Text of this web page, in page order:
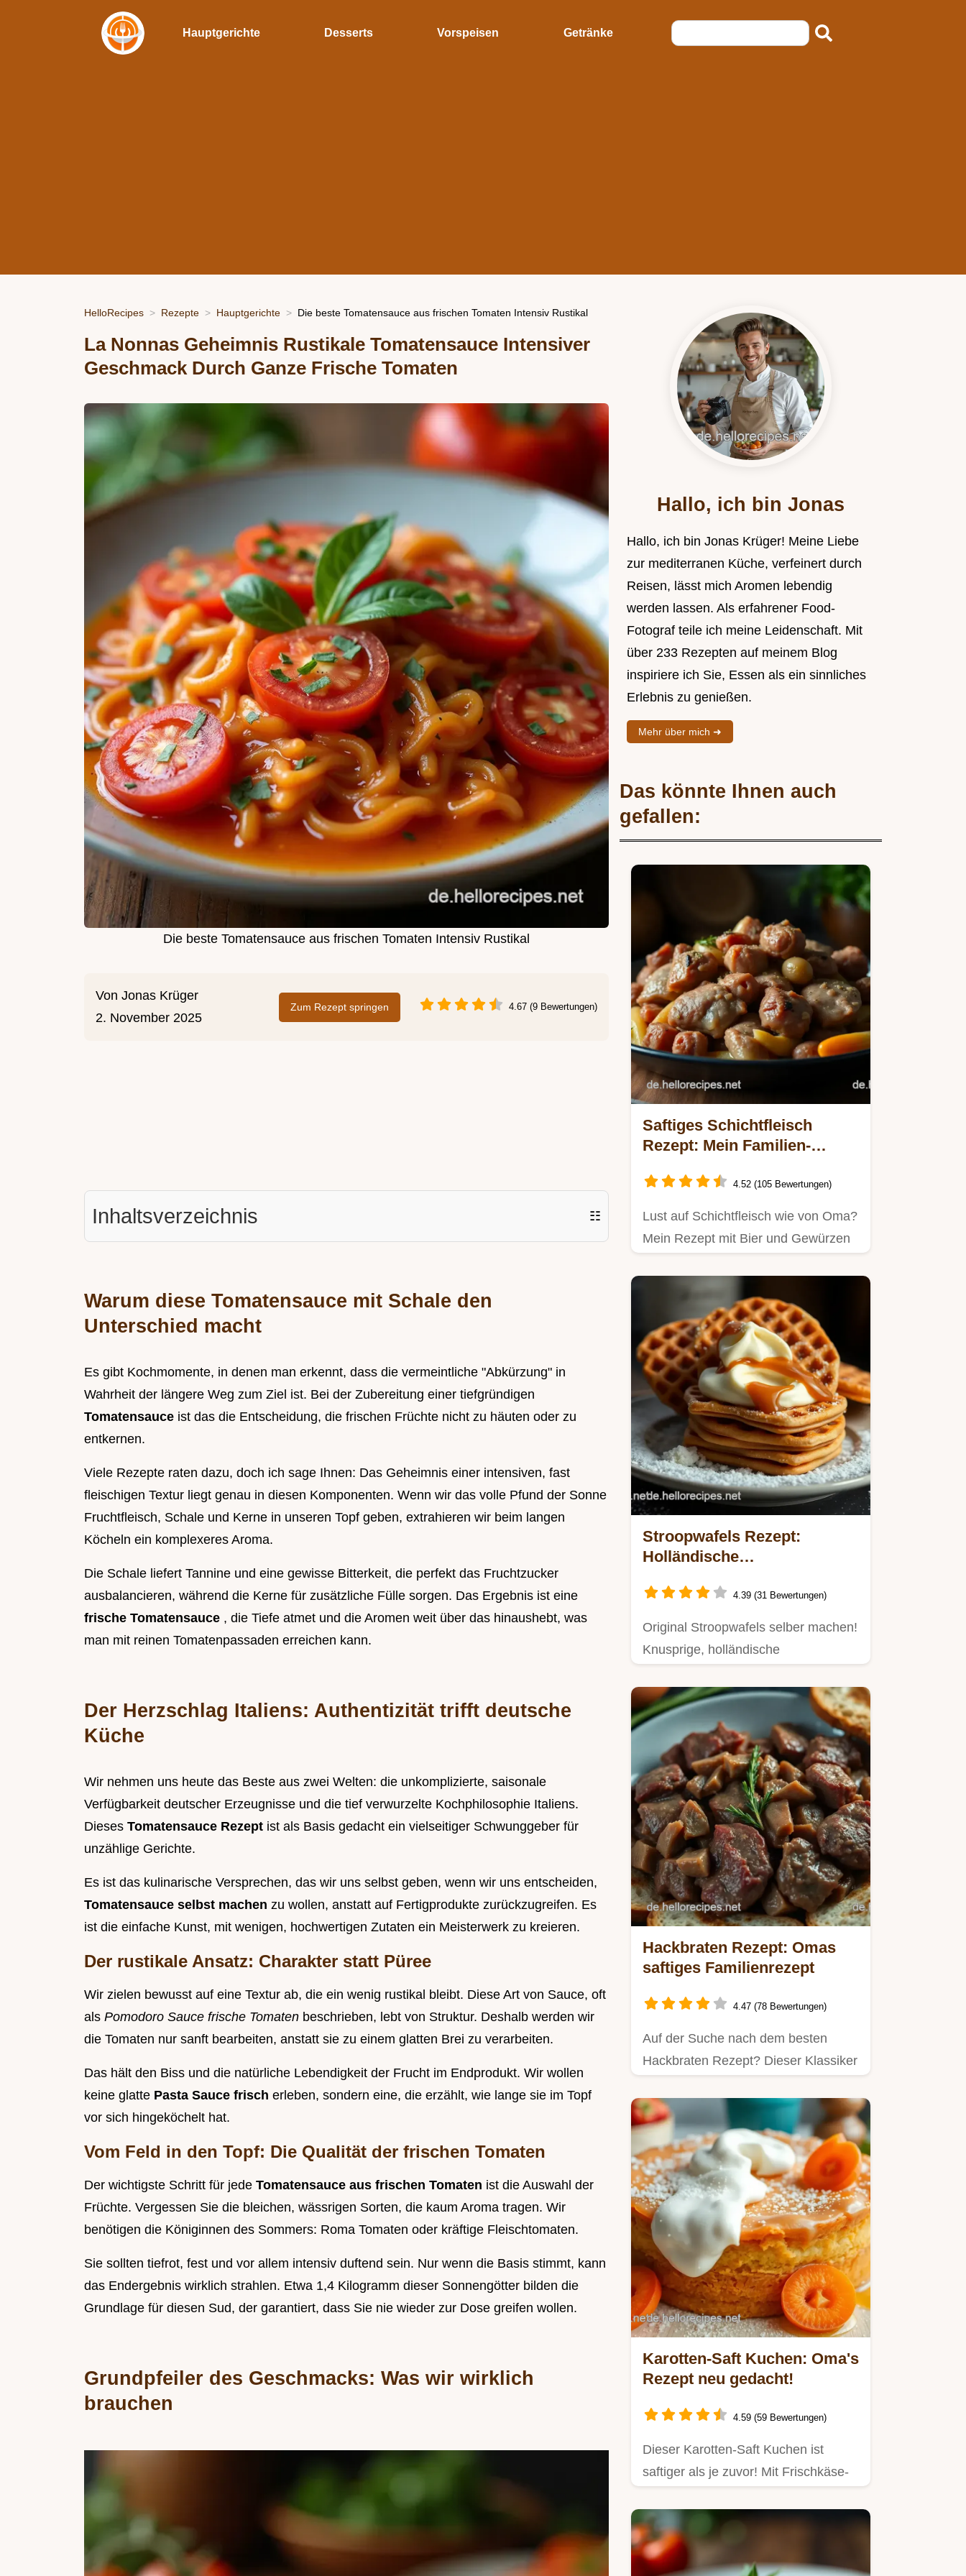
Hauptgerichte Desserts Vorspeisen Getränke
HelloRecipes Rezepte Hauptgerichte Die beste Tomatensauce aus frischen Tomaten Intensiv Rustikal
La Nonnas Geheimnis Rustikale Tomatensauce Intensiver
Geschmack Durch Ganze Frische Tomaten
Die beste Tomatensauce aus frischen Tomaten Intensiv Rustikal
Von Jonas Krüger
2. November 2025
Zum Rezept springen 4.67 (9 Bewertungen)
Inhaltsverzeichnis ☷
Warum diese Tomatensauce mit Schale den
Unterschied macht
Es gibt Kochmomente, in denen man erkennt, dass die vermeintliche "Abkürzung" in
Wahrheit der längere Weg zum Ziel ist. Bei der Zubereitung einer tiefgründigen
Tomatensauce ist das die Entscheidung, die frischen Früchte nicht zu häuten oder zu
entkernen.
Viele Rezepte raten dazu, doch ich sage Ihnen: Das Geheimnis einer intensiven, fast
fleischigen Textur liegt genau in diesen Komponenten. Wenn wir das volle Pfund der Sonne
Fruchtfleisch, Schale und Kerne in unseren Topf geben, extrahieren wir beim langen
Köcheln ein komplexeres Aroma.
Die Schale liefert Tannine und eine gewisse Bitterkeit, die perfekt das Fruchtzucker
ausbalancieren, während die Kerne für zusätzliche Fülle sorgen. Das Ergebnis ist eine
frische Tomatensauce , die Tiefe atmet und die Aromen weit über das hinaushebt, was
man mit reinen Tomatenpassaden erreichen kann.
Der Herzschlag Italiens: Authentizität trifft deutsche
Küche
Wir nehmen uns heute das Beste aus zwei Welten: die unkomplizierte, saisonale
Verfügbarkeit deutscher Erzeugnisse und die tief verwurzelte Kochphilosophie Italiens.
Dieses Tomatensauce Rezept ist als Basis gedacht ein vielseitiger Schwunggeber für
unzählige Gerichte.
Es ist das kulinarische Versprechen, das wir uns selbst geben, wenn wir uns entscheiden,
Tomatensauce selbst machen zu wollen, anstatt auf Fertigprodukte zurückzugreifen. Es
ist die einfache Kunst, mit wenigen, hochwertigen Zutaten ein Meisterwerk zu kreieren.
Der rustikale Ansatz: Charakter statt Püree
Wir zielen bewusst auf eine Textur ab, die ein wenig rustikal bleibt. Diese Art von Sauce, oft
als Pomodoro Sauce frische Tomaten beschrieben, lebt von Struktur. Deshalb werden wir
die Tomaten nur sanft bearbeiten, anstatt sie zu einem glatten Brei zu verarbeiten.
Das hält den Biss und die natürliche Lebendigkeit der Frucht im Endprodukt. Wir wollen
keine glatte Pasta Sauce frisch erleben, sondern eine, die erzählt, wie lange sie im Topf
vor sich hingeköchelt hat.
Vom Feld in den Topf: Die Qualität der frischen Tomaten
Der wichtigste Schritt für jede Tomatensauce aus frischen Tomaten ist die Auswahl der
Früchte. Vergessen Sie die bleichen, wässrigen Sorten, die kaum Aroma tragen. Wir
benötigen die Königinnen des Sommers: Roma Tomaten oder kräftige Fleischtomaten.
Sie sollten tiefrot, fest und vor allem intensiv duftend sein. Nur wenn die Basis stimmt, kann
das Endergebnis wirklich strahlen. Etwa 1,4 Kilogramm dieser Sonnengötter bilden die
Grundlage für diesen Sud, der garantiert, dass Sie nie wieder zur Dose greifen wollen.
Grundpfeiler des Geschmacks: Was wir wirklich
brauchen
Hallo, ich bin Jonas
Hallo, ich bin Jonas Krüger! Meine Liebe
zur mediterranen Küche, verfeinert durch
Reisen, lässt mich Aromen lebendig
werden lassen. Als erfahrener Food-
Fotograf teile ich meine Leidenschaft. Mit
über 233 Rezepten auf meinem Blog
inspiriere ich Sie, Essen als ein sinnliches
Erlebnis zu genießen.
Mehr über mich ➜
Das könnte Ihnen auch
gefallen:
Saftiges Schichtfleisch
Rezept: Mein Familien-
4.52 (105 Bewertungen)
Lust auf Schichtfleisch wie von Oma?
Mein Rezept mit Bier und Gewürzen
Stroopwafels Rezept:
Holländische
Markt!
4.39 (31 Bewertungen)
Original Stroopwafels selber machen!
Knusprige, holländische
Hackbraten Rezept: Omas
saftiges Familienrezept
4.47 (78 Bewertungen)
Auf der Suche nach dem besten
Hackbraten Rezept? Dieser Klassiker
Karotten-Saft Kuchen: Oma's
Rezept neu gedacht!
4.59 (59 Bewertungen)
Dieser Karotten-Saft Kuchen ist
saftiger als je zuvor! Mit Frischkäse-